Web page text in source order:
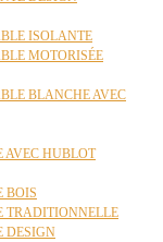
ISOLANTE
MOTORISÉE
BLANCHE AVEC
AVEC HUBLOT
BOIS
TRADITIONNELLE
DESIGN